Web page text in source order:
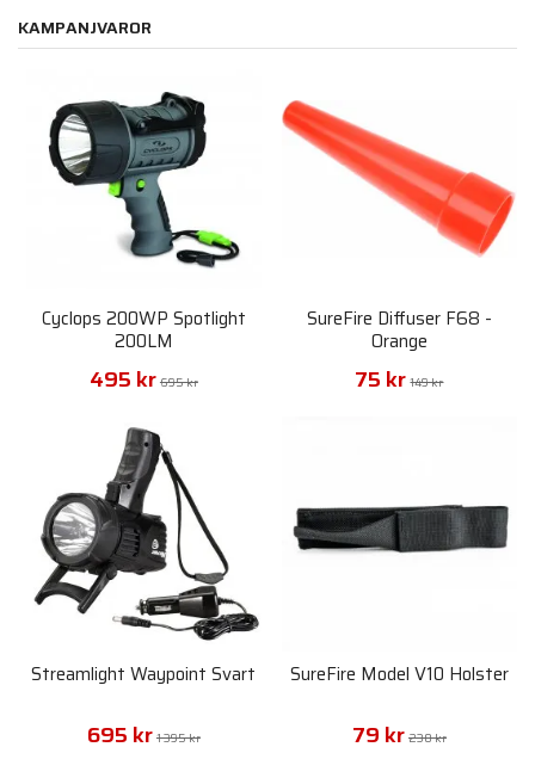
KAMPANJVAROR
Cyclops 200WP Spotlight
200LM
495 kr 695 kr
SureFire Diffuser F68 -
Orange
75 kr 149 kr
Streamlight Waypoint Svart
695 kr 1 395 kr
SureFire Model V10 Holster
79 kr 230 kr